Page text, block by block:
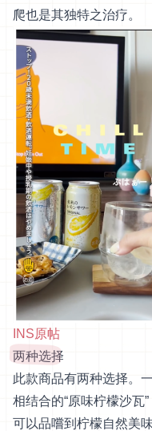
爬也是其独特之治疗。
INS原帖
两种选择
此款商品有两种选择。
相结合的“原味柠檬沙瓦
可以品嚐到柠檬自然美味